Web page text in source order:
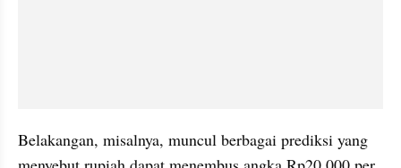
Belakangan, misalnya, muncul berbagai prediksi yang